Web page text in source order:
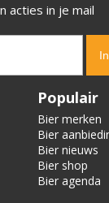
acties in je mail
Populair
Bier merken
Bier
Bier nieuws
Bier shop
Bier agenda